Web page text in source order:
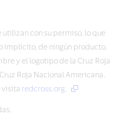
utilizan con su permiso, lo que
implícito, de ningún producto,
y el logotipo de la Cruz Roja
Roja Nacional Americana.
visita redcross.org.